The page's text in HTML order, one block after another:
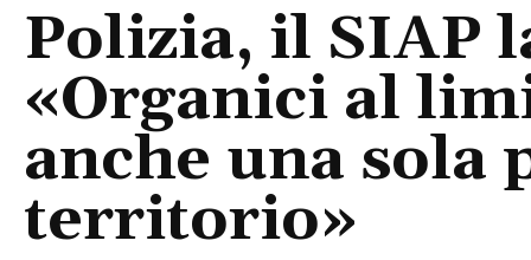
Polizia, il SIAP
«Organici al
anche una sola
territorio»